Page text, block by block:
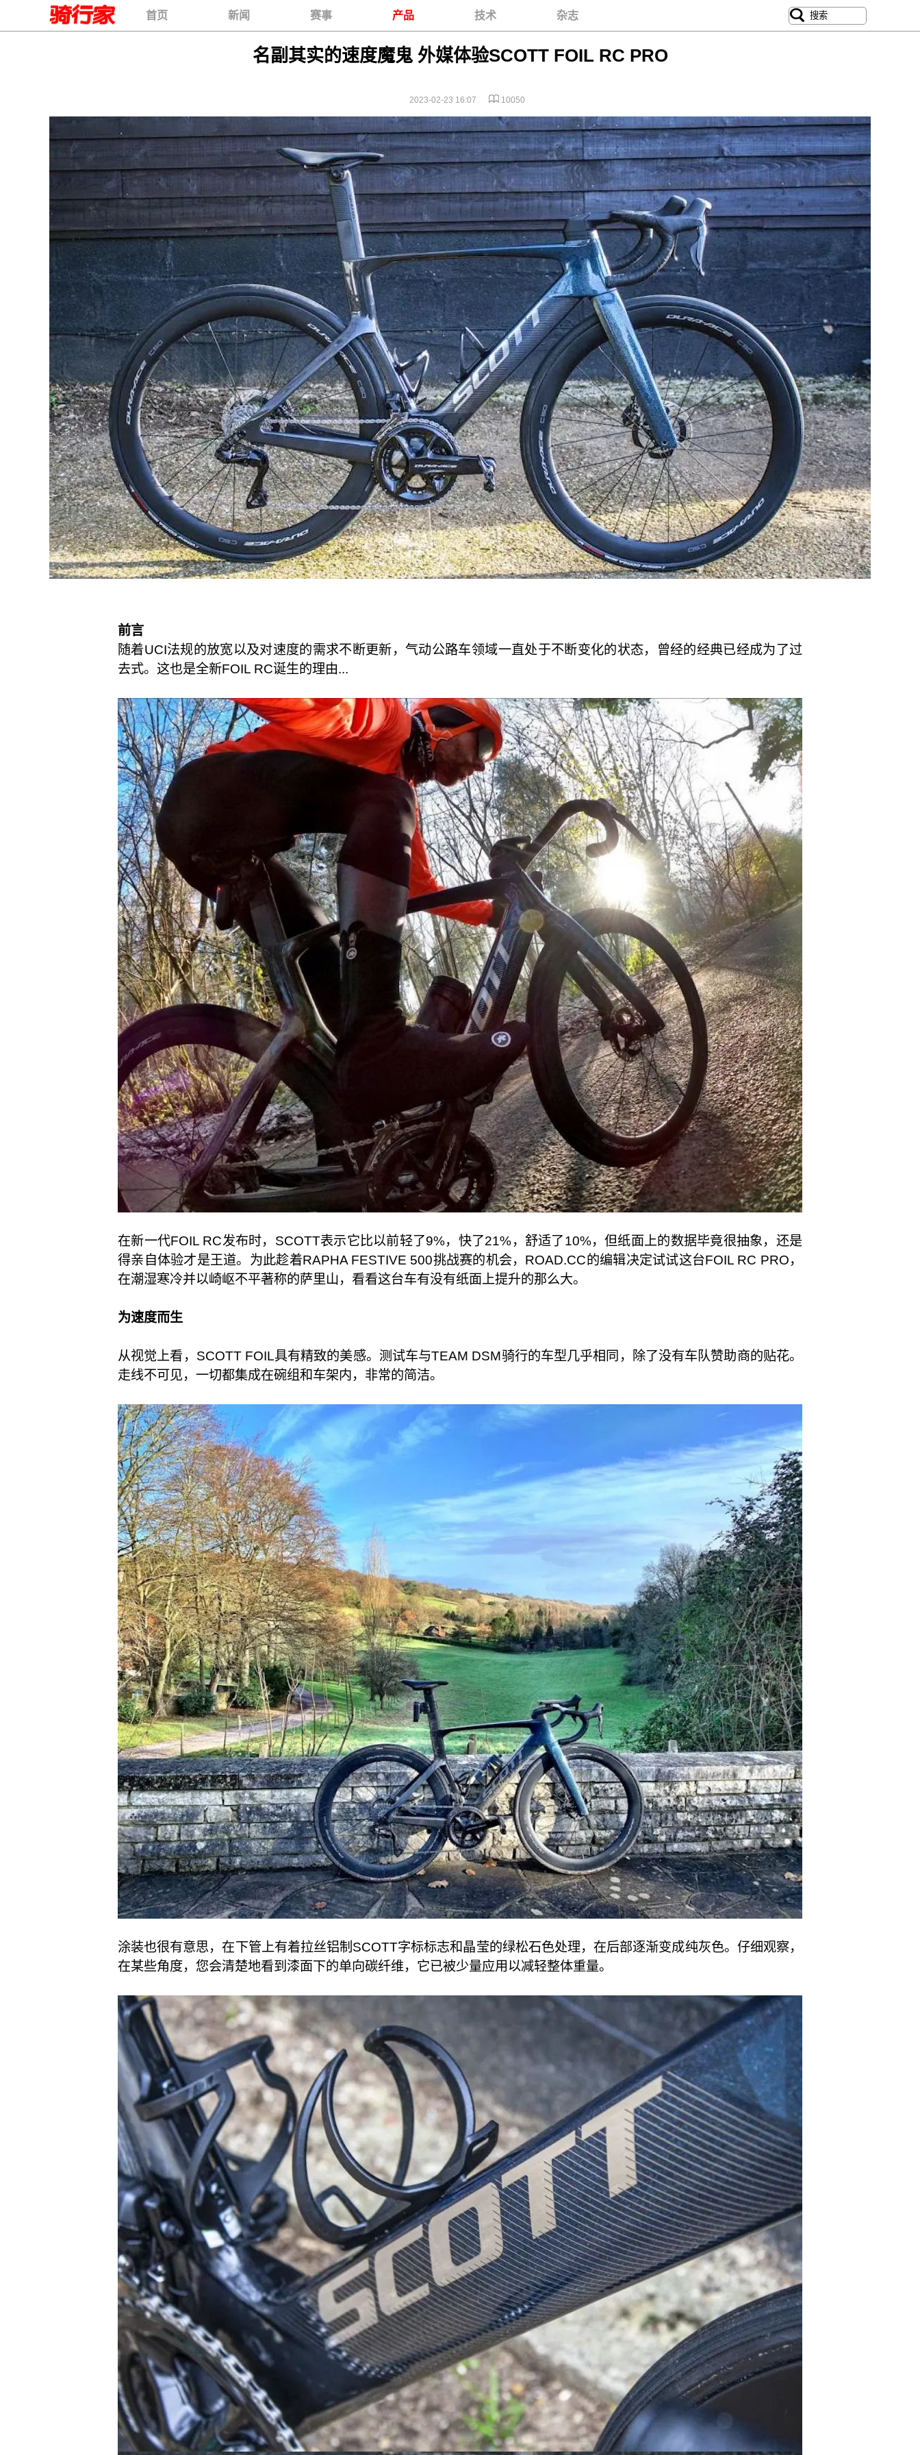
首页 新闻 赛事 产品 技术 杂志
名副其实的速度魔鬼 外媒体验SCOTT FOIL RC PRO
2023-02-23 16:07 10050
前言
随着UCI法规的放宽以及对速度的需求不断更新，气动公路车领域一直处于不断变化的状态，曾经的经典已经成为了过
去式。这也是全新FOIL RC诞生的理由...
在新一代FOIL RC发布时，SCOTT表示它比以前轻了9%，快了21%，舒适了10%，但纸面上的数据毕竟很抽象，还是
得亲自体验才是王道。为此趁着RAPHA FESTIVE 500挑战赛的机会，ROAD.CC的编辑决定试试这台FOIL RC PRO，
在潮湿寒冷并以崎岖不平著称的萨里山，看看这台车有没有纸面上提升的那么大。
为速度而生
从视觉上看，SCOTT FOIL具有精致的美感。测试车与TEAM DSM骑行的车型几乎相同，除了没有车队赞助商的贴花。
走线不可见，一切都集成在碗组和车架内，非常的简洁。
涂装也很有意思，在下管上有着拉丝铝制SCOTT字标标志和晶莹的绿松石色处理，在后部逐渐变成纯灰色。仔细观察，
在某些角度，您会清楚地看到漆面下的单向碳纤维，它已被少量应用以减轻整体重量。